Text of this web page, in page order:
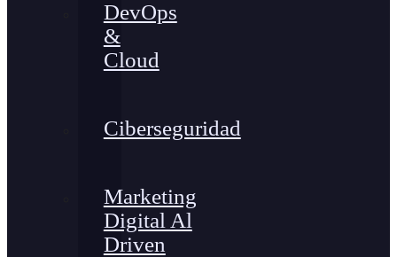
DevOps
&
Cloud
Ciberseguridad
Marketing
Digital Al
Driven